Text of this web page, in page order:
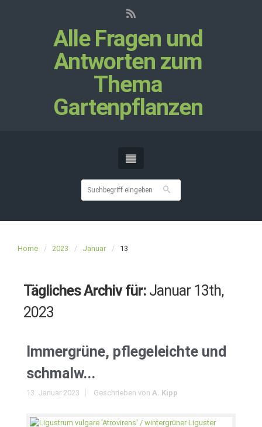
Alle Fragen und
Antworten zum
Thema
Gartenpflanzen
Home 2023 Januar 13
Tägliches Archiv für: Januar 13th,
2023
Immergrüne, pflegeleichte und
schmalw...
13. Januar 2023 Geschrieben von A. Kipp